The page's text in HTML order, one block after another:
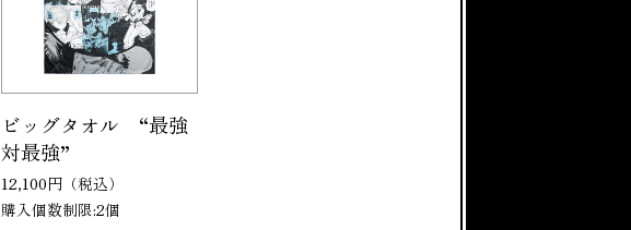
ビッグタオル “最強
対最強”
12,100円（税込）
購入個数制限:2個